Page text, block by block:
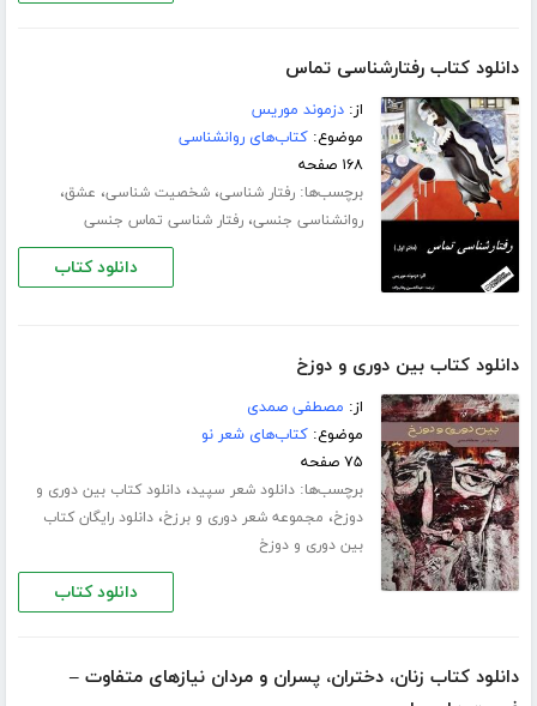
دانلود کتاب رفتارشناسی تماس
از:دزموند موریس
موضوع:کتاب‌های روانشناسی
۱۶۸ صفحه
برچسب‌ها:رفتار شناسی،شخصیت شناسی، عشق،
روانشناسی جنسی،رفتار شناسی تماس جنسی
دانلود کتاب
دانلود کتاب بین دوری و دوزخ
از: مصطفی صمدی
موضوع:کتاب‌های شعر نو
۷۵ صفحه
برچسب‌ها:دانلود شعر سپید،دانلود کتاب بین دوری و
دوزخ، مجموعه شعر دوری و برزخ،دانلود رایگان کتاب
بین دوری و دوزخ
دانلود کتاب
دانلود کتاب زنان، دختران، پسران و مردان نیازهای متفاوت –